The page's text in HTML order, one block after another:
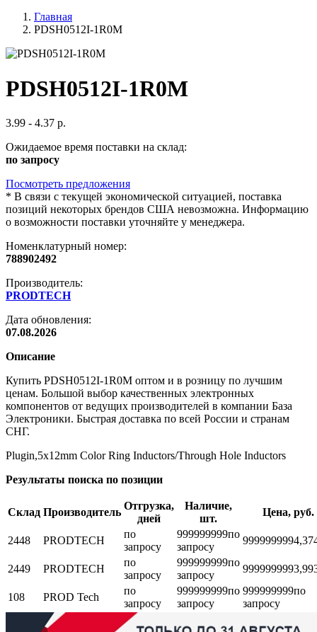
Главная
PDSH0512I-1R0M
PDSH0512I-1R0M
3.99 - 4.37 р.
Ожидаемое время поставки на склад:
по запросу
Посмотреть предложения
* В связи с текущей экономической ситуацией, поставка
позиций некоторых брендов США невозможна. Информацию
о возможности поставки уточняйте у менеджера.
Номенклатурный номер:
788902492
Производитель:
PRODTECH
Дата обновления:
07.08.2026
Описание
Купить PDSH0512I-1R0M оптом и в розницу по лучшим
ценам. Большой выбор качественных электронных
компонентов от ведущих производителей в компании База
Электроники. Быстрая доставка по всей России и странам
СНГ.
Plugin,5x12mm Color Ring Inductors/Through Hole Inductors
Результаты поиска по позиции
Склад Производитель
Отгрузка,
дней
Наличие,
шт.
Цена, руб.
2448 PRODTECH
по
запросу
999999999по
запросу
9999999994,37
2449 PRODTECH
по
запросу
999999999по
запросу
9999999993,99
108 PROD Tech
по
запросу
999999999по
запросу
999999999по
запросу